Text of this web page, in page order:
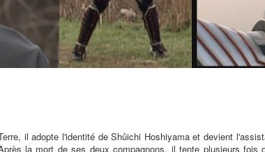
il adopte l'identité de Shûichi Hoshiyama et devient
la mort de ses deux compagnons, il tente plusieurs